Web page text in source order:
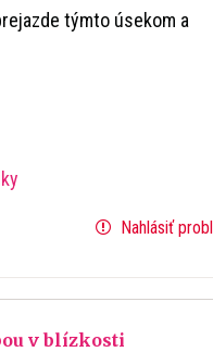
týmto úsekom a
Nahlásiť
v blízkosti